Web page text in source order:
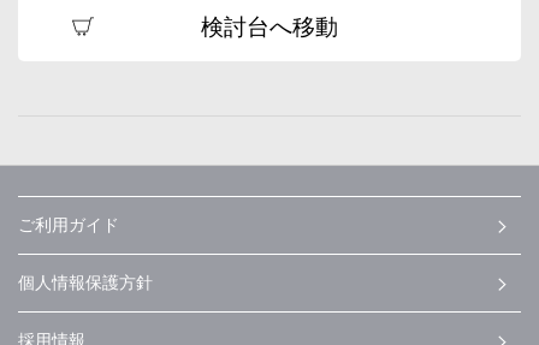
検討台へ移動
ご利用ガイド
個人情報保護方針
採用情報